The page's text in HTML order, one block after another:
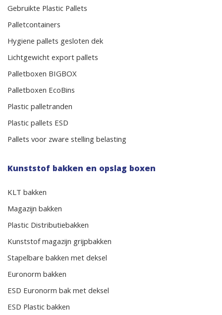
Gebruikte Plastic Pallets
Palletcontainers
Hygiene pallets gesloten dek
Lichtgewicht export pallets
Palletboxen BIGBOX
Palletboxen EcoBins
Plastic palletranden
Plastic pallets ESD
Pallets voor zware stelling belasting
Kunststof bakken en opslag boxen
KLT bakken
Magazijn bakken
Plastic Distributiebakken
Kunststof magazijn grijpbakken
Stapelbare bakken met deksel
Euronorm bakken
ESD Euronorm bak met deksel
ESD Plastic bakken